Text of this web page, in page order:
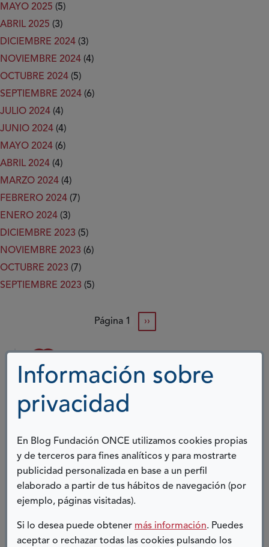
Información sobre
privacidad
En Blog Fundación ONCE utilizamos cookies propias
y de terceros para fines analíticos y para mostrarte
publicidad personalizada en base a un perfil
elaborado a partir de tus hábitos de navegación (por
ejemplo, páginas visitadas).
Si lo desea puede obtener más información. Puedes
aceptar o rechazar todas las cookies pulsando los
MAYO 2025 (5)
ABRIL 2025 (3)
DICIEMBRE 2024 (3)
NOVIEMBRE 2024 (4)
OCTUBRE 2024 (5)
SEPTIEMBRE 2024 (6)
JULIO 2024 (4)
JUNIO 2024 (4)
MAYO 2024 (6)
ABRIL 2024 (4)
MARZO 2024 (4)
FEBRERO 2024 (7)
ENERO 2024 (3)
DICIEMBRE 2023 (5)
NOVIEMBRE 2023 (6)
OCTUBRE 2023 (7)
SEPTIEMBRE 2023 (5)
Página 1 siguiente página
››
NOSOTROS
solidaridad con otros colectivos de personas
Este objetivo se desarrolla a través de
programas de inclusión laboral y formación,
así como de la difusión del concepto de
accesibilidad universal, promoviendo la
creación de entornos, productos y servicios
Actualmente, el Grupo Social ONCE continúa